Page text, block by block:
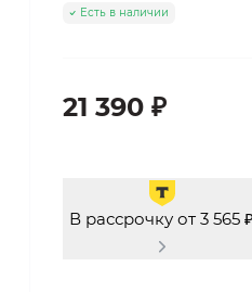
Есть в наличии
21 390 ₽
В рассрочку от 3 565 ₽